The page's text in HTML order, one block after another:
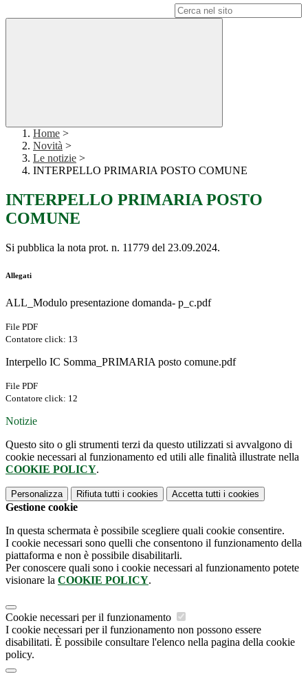
Home >
Novità >
Le notizie >
INTERPELLO PRIMARIA POSTO COMUNE
INTERPELLO PRIMARIA POSTO
COMUNE
Si pubblica la nota prot. n. 11779 del 23.09.2024.
Allegati
ALL_Modulo presentazione domanda- p_c.pdf
File PDF
Contatore click: 13
Interpello IC Somma_PRIMARIA posto comune.pdf
File PDF
Contatore click: 12
Notizie
Questo sito o gli strumenti terzi da questo utilizzati si avvalgono di
cookie necessari al funzionamento ed utili alle finalità illustrate nella
COOKIE POLICY.
Personalizza Rifiuta tutti i cookies Accetta tutti i cookies
Gestione cookie
In questa schermata è possibile scegliere quali cookie consentire.
I cookie necessari sono quelli che consentono il funzionamento della
piattaforma e non è possibile disabilitarli.
Per conoscere quali sono i cookie necessari al funzionamento potete
visionare la COOKIE POLICY.
Cookie necessari per il funzionamento
I cookie necessari per il funzionamento non possono essere
disabilitati. È possibile consultare l'elenco nella pagina della cookie
policy.